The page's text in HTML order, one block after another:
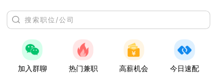
加入群聊 热门兼职 高薪机会 今日速配